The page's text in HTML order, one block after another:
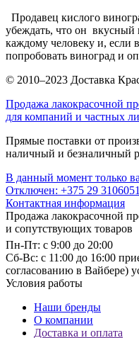
Продавец кислого
убеждать, что он вкусный
каждому человеку и, если
попробовать виноград и
© 2010–2023 Доставка
Продажа лакокрасочной
для компаний и частных
Прямые поставки от
наличный и безналичный
В данный момент только
Отключен: +375 29 3106051
Контактная информация
Продажа лакокрасочной
и сопутствующих товаров
Пн-Пт: с 9:00 до 20:00
Cб-Вс: с 11:00 до 16:00
согласованию в Вайбере)
Условия работы
Наши бренды
О компании
Доставка и оплата